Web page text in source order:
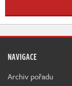
NAVIGACE
Archiv pořadu